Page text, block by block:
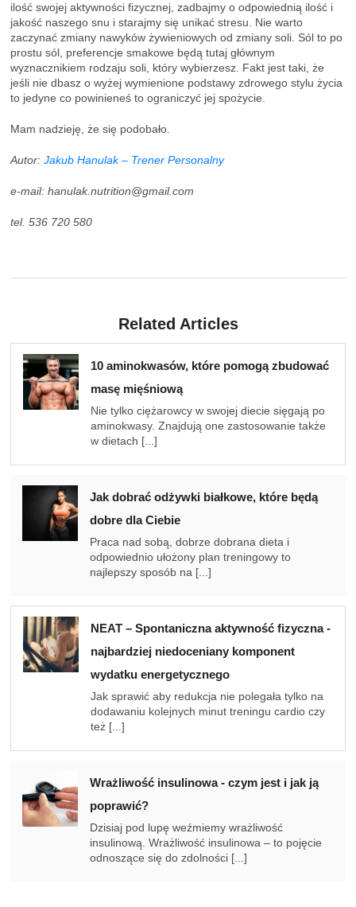
ilość swojej aktywności fizycznej, zadbajmy o odpowiednią ilość i
jakość naszego snu i starajmy się unikać stresu. Nie warto
zaczynać zmiany nawyków żywieniowych od zmiany soli. Sól to po
prostu sól, preferencje smakowe będą tutaj głównym
wyznacznikiem rodzaju soli, który wybierzesz. Fakt jest taki, że
jeśli nie dbasz o wyżej wymienione podstawy zdrowego stylu życia
to jedyne co powinieneś to ograniczyć jej spożycie.
Mam nadzieję, że się podobało.
Autor: Jakub Hanulak – Trener Personalny
e-mail: hanulak.nutrition@gmail.com
tel. 536 720 580
Related Articles
10 aminokwasów, które pomogą zbudować
masę mięśniową
Nie tylko ciężarowcy w swojej diecie sięgają po
aminokwasy. Znajdują one zastosowanie także
w dietach [...]
Jak dobrać odżywki białkowe, które będą
dobre dla Ciebie
Praca nad sobą, dobrze dobrana dieta i
odpowiednio ułożony plan treningowy to
najlepszy sposób na [...]
NEAT – Spontaniczna aktywność fizyczna -
najbardziej niedoceniany komponent
wydatku energetycznego
Jak sprawić aby redukcja nie polegała tylko na
dodawaniu kolejnych minut treningu cardio czy
też [...]
Wrażliwość insulinowa - czym jest i jak ją
poprawić?
Dzisiaj pod lupę weźmiemy wrażliwość
insulinową. Wrażliwość insulinowa – to pojęcie
odnoszące się do zdolności [...]